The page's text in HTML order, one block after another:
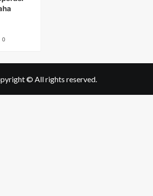
0
© All rights reserved.